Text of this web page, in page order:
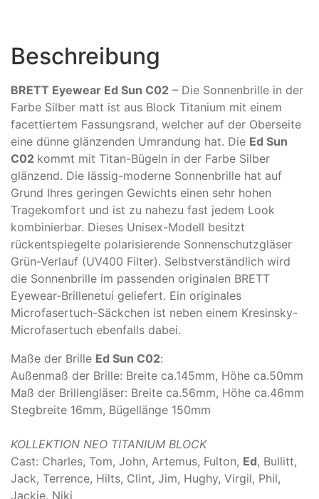
Beschreibung
BRETT Eyewear Ed Sun C02 – Die Sonnenbrille in der
Farbe Silber matt ist aus Block Titanium mit einem
facettiertem Fassungsrand, welcher auf der Oberseite
eine dünne glänzenden Umrandung hat. Die Ed Sun
C02 kommt mit Titan-Bügeln in der Farbe Silber
glänzend. Die lässig-moderne Sonnenbrille hat auf
Grund Ihres geringen Gewichts einen sehr hohen
Tragekomfort und ist zu nahezu fast jedem Look
kombinierbar. Dieses Unisex-Modell besitzt
rückentspiegelte polarisierende Sonnenschutzgläser
Grün-Verlauf (UV400 Filter). Selbstverständlich wird
die Sonnenbrille im passenden originalen BRETT
Eyewear-Brillenetui geliefert. Ein originales
Microfasertuch-Säckchen ist neben einem Kresinsky-
Microfasertuch ebenfalls dabei.
Maße der Brille Ed Sun C02:
Außenmaß der Brille: Breite ca.145mm, Höhe ca.50mm
Maß der Brillengläser: Breite ca.56mm, Höhe ca.46mm
Stegbreite 16mm, Bügellänge 150mm
KOLLEKTION NEO TITANIUM BLOCK
Cast: Charles, Tom, John, Artemus, Fulton, Ed, Bullitt,
Jack, Terrence, Hilts, Clint, Jim, Hughy, Virgil, Phil,
Jackie, Niki